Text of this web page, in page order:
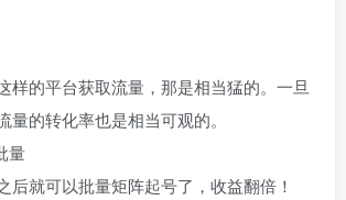
样的平台获取流量，那是相当猛的。一旦
量的转化率也是相当可观的。
量
后就可以批量矩阵起号了，收益翻倍！